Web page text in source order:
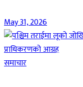
May 31, 2026
समाचार